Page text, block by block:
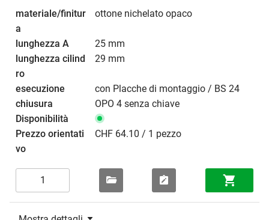
ottone nichelato opaco
25 mm
29 mm
con Placche di montaggio / BS 24
OPO 4 senza chiave
CHF 64.10 / 1 pezzo